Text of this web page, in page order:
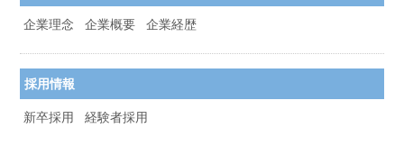
企業理念 企業概要 企業経歴
採用情報
新卒採用 経験者採用